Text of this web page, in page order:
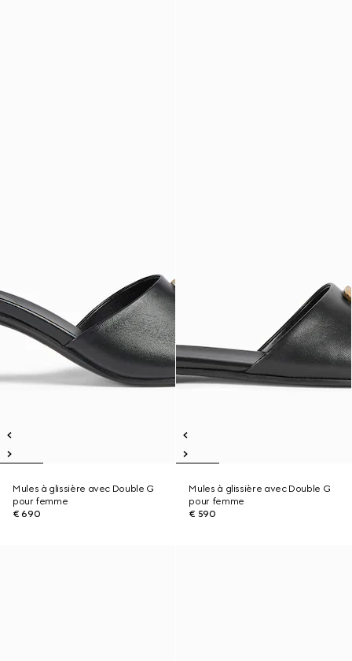
Mules à glissière avec Double G
pour femme
€ 690
Mules à glissière avec Double G
pour femme
€ 590